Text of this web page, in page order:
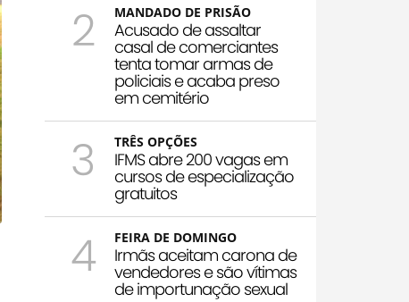
2 MANDADO DE PRISÃO
Acusado de assaltar
casal de comerciantes
tenta tomar armas de
policiais e acaba preso
em cemitério
3 TRÊS OPÇÕES
IFMS abre 200 vagas em
cursos de especialização
gratuitos
4 FEIRA DE DOMINGO
Irmãs aceitam carona de
vendedores e são vítimas
de importunação sexual